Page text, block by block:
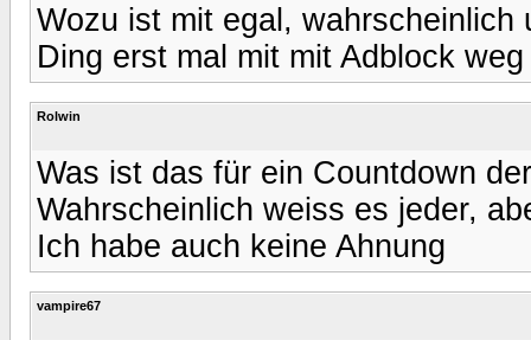
Wozu ist mit egal,
Ding erst mal mit mit Adblock
Rolwin
Was ist das für ein Countdown
Wahrscheinlich weiss es jeder,
Ich habe auch keine Ahnung
vampire67